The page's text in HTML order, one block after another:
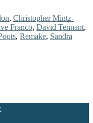
, Christopher Mintz-
Franco, David Tennant,
, Remake, Sandra